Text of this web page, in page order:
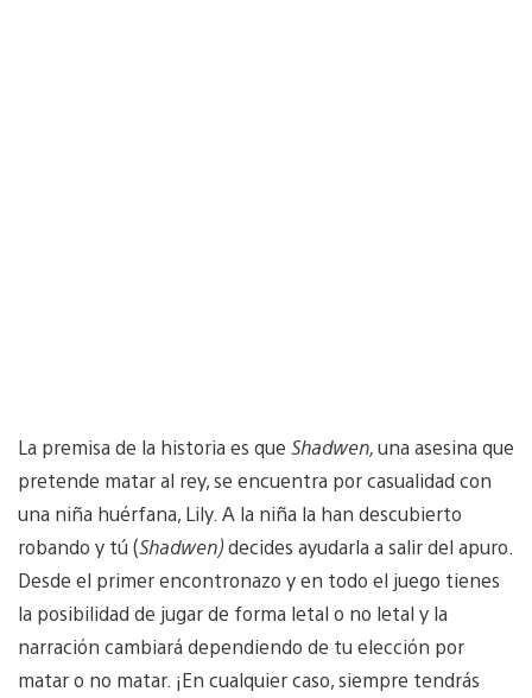
La premisa de la historia es que Shadwen,una asesina que
pretende matar al rey, se encuentra por casualidad con
una niña huérfana, Lily. A la niña la han descubierto
robando y tú (Shadwen)decides ayudarla a salir del apuro.
Desde el primer encontronazo y en todo el juego tienes
la posibilidad de jugar de forma letal o no letal y la
narración cambiará dependiendo de tu elección por
matar o no matar. ¡En cualquier caso, siempre tendrás